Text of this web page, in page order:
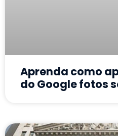
Aprenda como
do Google fotos